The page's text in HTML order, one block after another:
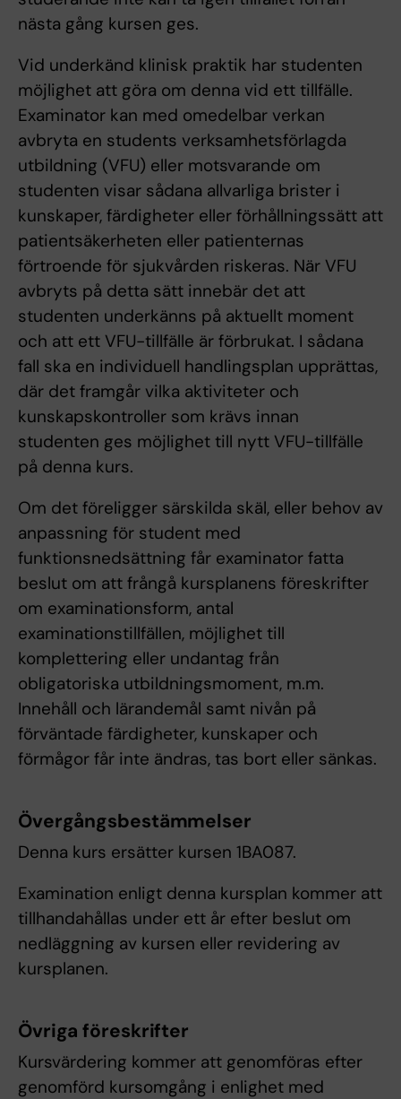
nästa gång kursen ges.
Vid underkänd klinisk praktik har studenten
möjlighet att göra om denna vid ett tillfälle.
Examinator kan med omedelbar verkan
avbryta en students verksamhetsförlagda
utbildning (VFU) eller motsvarande om
studenten visar sådana allvarliga brister i
kunskaper, färdigheter eller förhållningssätt att
patientsäkerheten eller patienternas
förtroende för sjukvården riskeras. När VFU
avbryts på detta sätt innebär det att
studenten underkänns på aktuellt moment
och att ett VFU-tillfälle är förbrukat. I sådana
fall ska en individuell handlingsplan upprättas,
där det framgår vilka aktiviteter och
kunskapskontroller som krävs innan
studenten ges möjlighet till nytt VFU-tillfälle
på denna kurs.
Om det föreligger särskilda skäl, eller behov av
anpassning för student med
funktionsnedsättning får examinator fatta
beslut om att frångå kursplanens föreskrifter
om examinationsform, antal
examinationstillfällen, möjlighet till
komplettering eller undantag från
obligatoriska utbildningsmoment, m.m.
Innehåll och lärandemål samt nivån på
förväntade färdigheter, kunskaper och
förmågor får inte ändras, tas bort eller sänkas.
Övergångsbestämmelser
Denna kurs ersätter kursen 1BA087.
Examination enligt denna kursplan kommer att
tillhandahållas under ett år efter beslut om
nedläggning av kursen eller revidering av
kursplanen.
Övriga föreskrifter
Kursvärdering kommer att genomföras efter
genomförd kursomgång i enlighet med